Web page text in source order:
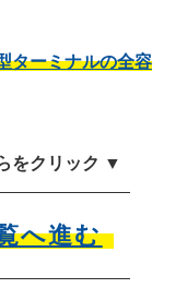
ターミナルの全容
をクリック ▼
へ進む